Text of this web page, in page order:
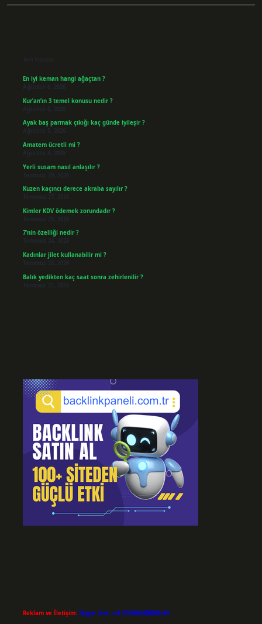
Son Yazılar
En iyi keman hangi ağaçtan ?
Ağustos 6, 2026
Kur’an’ın 3 temel konusu nedir ?
Ağustos 6, 2026
Ayak baş parmak çıkığı kaç günde iyileşir ?
Ağustos 5, 2026
Amatem ücretli mi ?
Ağustos 4, 2026
Yerli susam nasıl anlaşılır ?
Temmuz 29, 2026
Kuzen kaçıncı derece akraba sayılır ?
Temmuz 27, 2026
Kimler KDV ödemek zorundadır ?
Temmuz 25, 2026
7’nin özelliği nedir ?
Temmuz 24, 2026
Kadınlar jilet kullanabilir mi ?
Temmuz 23, 2026
Balık yedikten kaç saat sonra zehirlenilir ?
Temmuz 21, 2026
Reklam ve İletişim: Skype: live:.cid.575569c608265c69